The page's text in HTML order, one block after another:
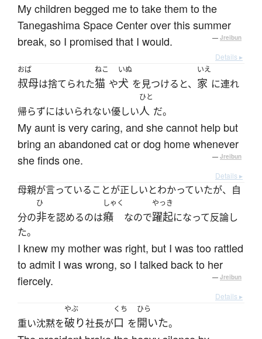
My children begged me to take them to the
Tanegashima Space Center over this summer
break, so I promised that I would.
— Jreibun
Details ▸
おば
叔母は捨てられた
ねこ
猫 や
いぬ
犬 を見つけると、
いえ
家 に連れ
帰らずにはいられない優しい
ひと
人 だ。
My aunt is very caring, and she cannot help but
bring an abandoned cat or dog home whenever
she finds one.
— Jreibun
Details ▸
母親が言っていることが正しいとわかっていたが、自
分の
ひ
非を認めるのは
しゃく
癪 なので
やっき
躍起になって反論し
た。
I knew my mother was right, but I was too rattled
to admit I was wrong, so I talked back to her
fiercely.
— Jreibun
Details ▸
重い沈黙を
やぶ
破り社長が
くち
口 を
ひら
開いた。